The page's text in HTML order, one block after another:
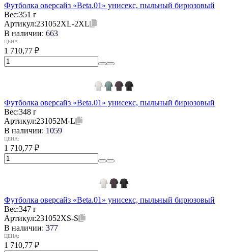
Футболка оверсайз «Beta.01» унисекс, пыльный бирюзовый
Вес:351 г
Артикул:231052XL-2XL
В наличии: 663
ЦЕНА:
1 710,77 ₽
Футболка оверсайз «Beta.01» унисекс, пыльный бирюзовый
Вес:348 г
Артикул:231052M-L
В наличии: 1059
ЦЕНА:
1 710,77 ₽
Футболка оверсайз «Beta.01» унисекс, пыльный бирюзовый
Вес:347 г
Артикул:231052XS-S
В наличии: 377
ЦЕНА:
1 710,77 ₽